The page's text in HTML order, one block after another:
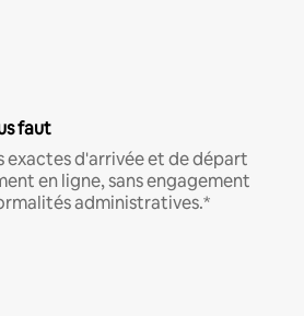
faut
exactes d'arrivée et de départ
en ligne, sans engagement
administratives.*